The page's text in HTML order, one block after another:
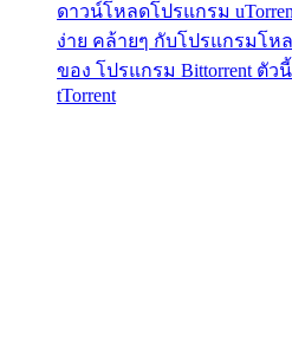
ดาวน์โหลดโปรแกรม
ง่าย คล้ายๆ กับโปรแกรมโห
ของ โปรแกรม Bittorrent ตัว
tTorrent